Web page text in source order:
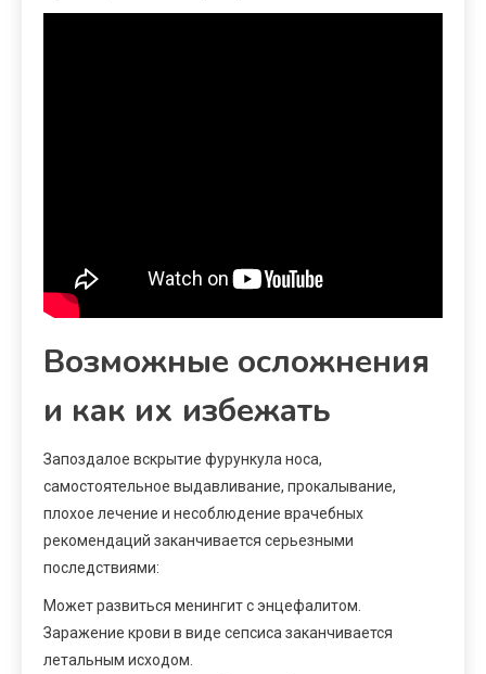
Возможные осложнения
и как их избежать
Запоздалое вскрытие фурункула носа,
самостоятельное выдавливание, прокалывание,
плохое лечение и несоблюдение врачебных
рекомендаций заканчивается серьезными
последствиями:
Может развиться менингит с энцефалитом.
Заражение крови в виде сепсиса заканчивается
летальным исходом.